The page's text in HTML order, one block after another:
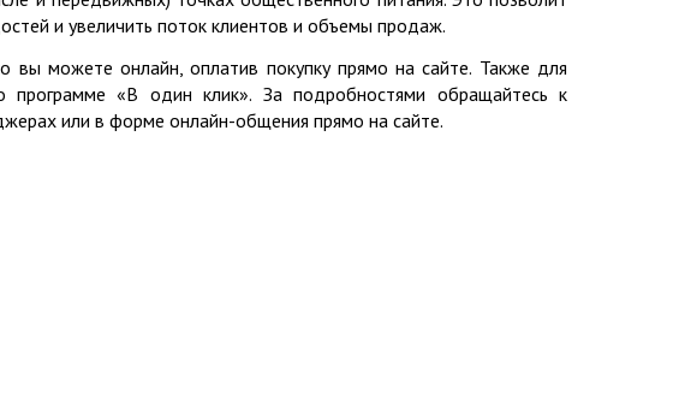
и увеличить поток клиентов и объемы продаж.
вы можете онлайн, оплатив покупку прямо на сайте. Также для
программе «В один клик». За подробностями обращайтесь к
или в форме онлайн-общения прямо на сайте.